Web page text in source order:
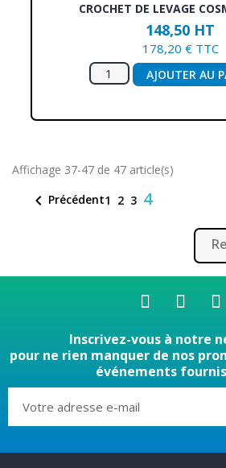
CROCHET DE LEVAGE
148,50 HT
178,20 € TTC
AJOUTER AU
Affichage 37-47 de 47 article(s)
 Précédent1 2 3 4
Inscrivez-vous à notre
pour ne rien manquer de nos
événements